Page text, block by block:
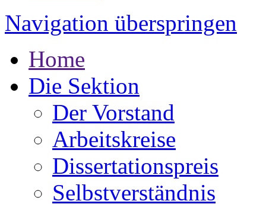
Navigation überspringen
Home
Die Sektion
Der Vorstand
Arbeitskreise
Dissertationspreis
Selbstverständnis